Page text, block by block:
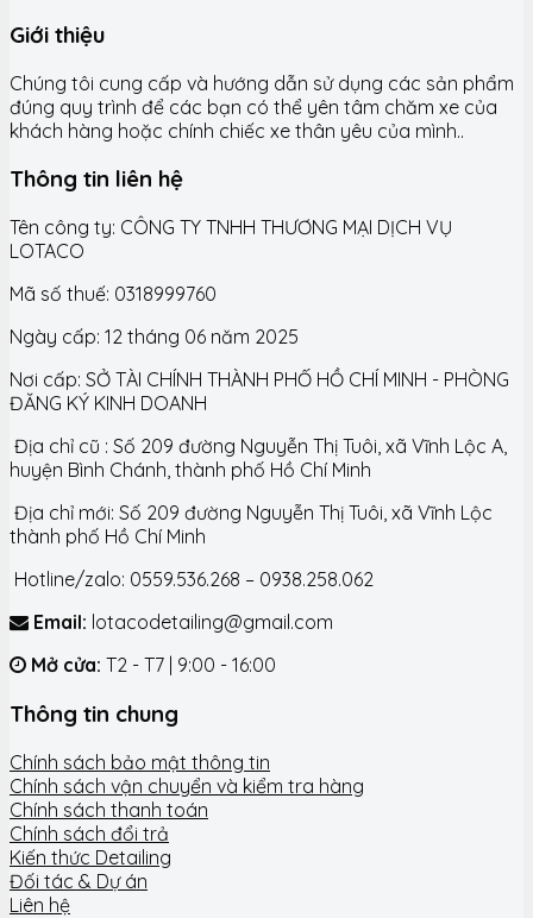
Giới thiệu
Chúng tôi cung cấp và hướng dẫn sử dụng các sản phẩm
đúng quy trình để các bạn có thể yên tâm chăm xe của
khách hàng hoặc chính chiếc xe thân yêu của mình..
Thông tin liên hệ
Tên công ty: CÔNG TY TNHH THƯƠNG MẠI DỊCH VỤ
LOTACO
Mã số thuế: 0318999760
Ngày cấp: 12 tháng 06 năm 2025
Nơi cấp: SỞ TÀI CHÍNH THÀNH PHỐ HỒ CHÍ MINH - PHÒNG
ĐĂNG KÝ KINH DOANH
Địa chỉ cũ : Số 209 đường Nguyễn Thị Tuôi, xã Vĩnh Lộc A,
huyện Bình Chánh, thành phố Hồ Chí Minh
Địa chỉ mới: Số 209 đường Nguyễn Thị Tuôi, xã Vĩnh Lộc
thành phố Hồ Chí Minh
Hotline/zalo: 0559.536.268 – 0938.258.062
Email: lotacodetailing@gmail.com
Mở cửa: T2 - T7 | 9:00 - 16:00
Thông tin chung
Chính sách bảo mật thông tin
Chính sách vận chuyển và kiểm tra hàng
Chính sách thanh toán
Chính sách đổi trả
Kiến thức Detailing
Đối tác & Dự án
Liên hệ